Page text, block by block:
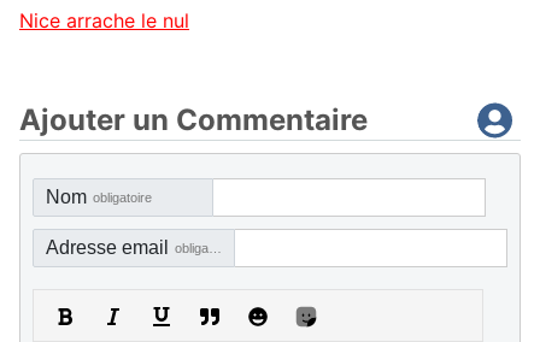
Nice arrache le nul
Ajouter un Commentaire
Nom obligatoire
Adresse email